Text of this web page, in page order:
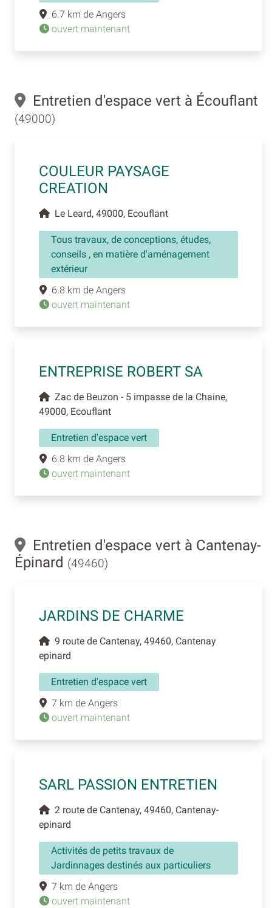
6.7 km de Angers
ouvert maintenant
Entretien d'espace vert à Écouflant
(49000)
COULEUR PAYSAGE
CREATION
Le Leard, 49000, Ecouflant
Tous travaux, de conceptions, études,
conseils , en matière d'aménagement
extérieur
6.8 km de Angers
ouvert maintenant
ENTREPRISE ROBERT SA
Zac de Beuzon - 5 impasse de la Chaine,
49000, Ecouflant
Entretien d'espace vert
6.8 km de Angers
ouvert maintenant
Entretien d'espace vert à Cantenay-
Épinard (49460)
JARDINS DE CHARME
9 route de Cantenay, 49460, Cantenay
epinard
Entretien d'espace vert
7 km de Angers
ouvert maintenant
SARL PASSION ENTRETIEN
2 route de Cantenay, 49460, Cantenay-
epinard
Activités de petits travaux de
Jardinnages destinés aux particuliers
7 km de Angers
ouvert maintenant